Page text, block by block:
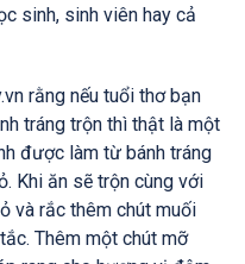
sinh, sinh viên hay cả
rằng nếu tuổi thơ bạn
tráng trộn thì thật là một
được làm từ bánh tráng
Khi ăn sẽ trộn cùng với
và rắc thêm chút muối
Thêm một chút mỡ